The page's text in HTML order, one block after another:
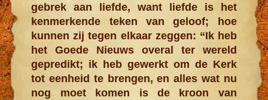
gebrek aan liefde, want liefde is het
kenmerkende teken van geloof; hoe
kunnen zij tegen elkaar zeggen: “Ik heb
het Goede Nieuws overal ter wereld
gepredikt; ik heb gewerkt om de Kerk
tot eenheid te brengen, en alles wat nu
nog moet komen is de kroon van